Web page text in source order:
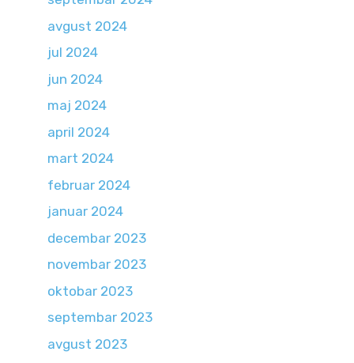
avgust 2024
jul 2024
jun 2024
maj 2024
april 2024
mart 2024
februar 2024
januar 2024
decembar 2023
novembar 2023
oktobar 2023
septembar 2023
avgust 2023